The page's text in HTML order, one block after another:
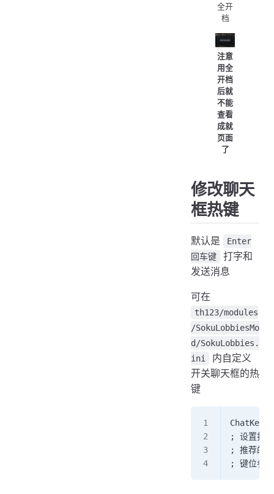
全开
档
注意
用全
开档
后就
不能
查看
成就
页面
了
修改聊天
框热键
默认是
Enter
回车键
打字和
发送消息
可在
th123/modules
/SokuLobbiesMo
d/SokuLobbies.
ini
内自定义
开关聊天框的热
键
; 设置打开
; 推荐的
; 键位参